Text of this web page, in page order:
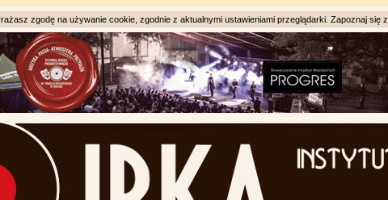
zgodę na używanie cookie, zgodnie z aktualnymi ustawieniami przeglądarki. Zapoznaj się z